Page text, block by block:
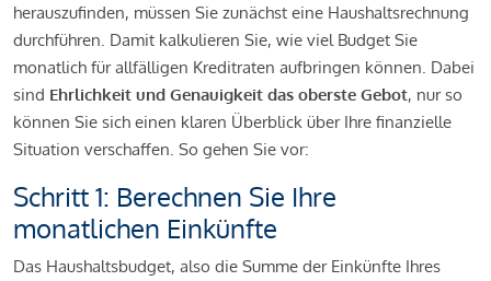
herauszufinden, müssen Sie zunächst eine Haushaltsrechnung
durchführen. Damit kalkulieren Sie, wie viel Budget Sie
monatlich für allfälligen Kreditraten aufbringen können. Dabei
sind Ehrlichkeit und Genauigkeit das oberste Gebot, nur so
können Sie sich einen klaren Überblick über Ihre finanzielle
Situation verschaffen. So gehen Sie vor:
Schritt 1: Berechnen Sie Ihre
monatlichen Einkünfte
Das Haushaltsbudget, also die Summe der Einkünfte Ihres